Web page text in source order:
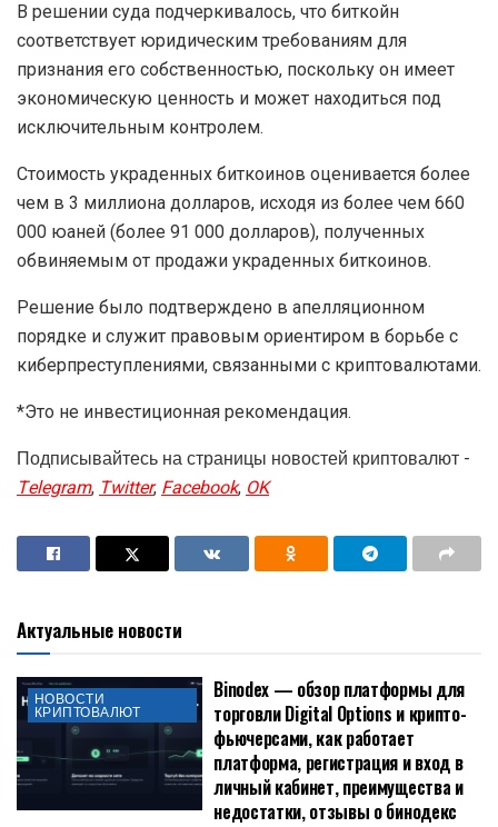
В решении суда подчеркивалось, что биткойн
соответствует юридическим требованиям для
признания его собственностью, поскольку он имеет
экономическую ценность и может находиться под
исключительным контролем.
Стоимость украденных биткоинов оценивается более
чем в 3 миллиона долларов, исходя из более чем 660
000 юаней (более 91 000 долларов), полученных
обвиняемым от продажи украденных биткоинов.
Решение было подтверждено в апелляционном
порядке и служит правовым ориентиром в борьбе с
киберпреступлениями, связанными с криптовалютами.
*Это не инвестиционная рекомендация.
Подписывайтесь на страницы новостей криптовалют -
Telegram,Twitter,Facebook,OK
Актуальные новости
НОВОСТИ
КРИПТОВАЛЮТ
Binodex — обзор платформы для
торговли Digital Options и крипто-
фьючерсами, как работает
платформа, регистрация и вход в
личный кабинет, преимущества и
недостатки, отзывы о бинодекс